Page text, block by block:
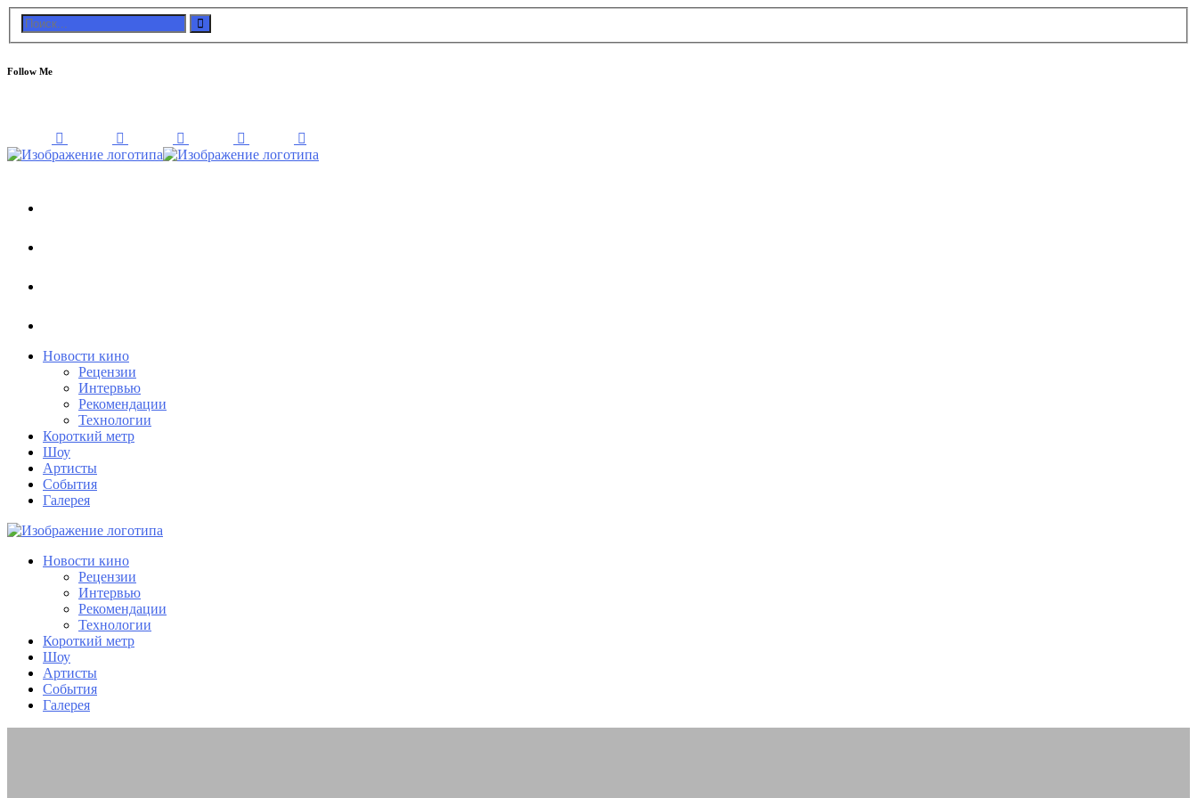
Follow Me
Новости кино
Рецензии
Интервью
Рекомендации
Технологии
Короткий метр
Шоу
Артисты
События
Галерея
Новости кино
Рецензии
Интервью
Рекомендации
Технологии
Короткий метр
Шоу
Артисты
События
Галерея